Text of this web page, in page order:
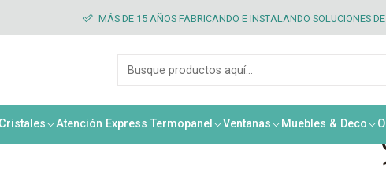
Atención Express Termopanel Ventanas Muebles & Deco
MÁS DE 15 AÑOS FABRICANDO E INSTALANDO SOLUCIONES
modelo Arquitecto- 160 cms X 100 cms - Vidrio templado de 15mm
|